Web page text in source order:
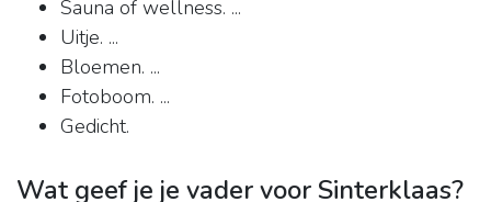
Sauna of wellness. ...
Uitje. ...
Bloemen. ...
Fotoboom. ...
Gedicht.
Wat geef je je vader voor Sinterklaas?